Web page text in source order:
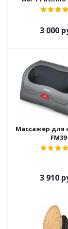
3 000
Массажер для
FM39
3 910